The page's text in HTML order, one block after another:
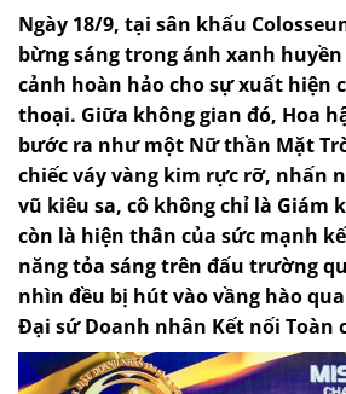
Ngày 18/9, tại sân khấu
bừng sáng trong ánh xanh
cảnh hoàn hảo cho sự xuất hiện
thoại. Giữa không gian đó, Hoa
bước ra như một Nữ thần Mặt
chiếc váy vàng kim rực rỡ, nhấn
vũ kiêu sa, cô không chỉ là Giám
còn là hiện thân của sức mạnh
năng tỏa sáng trên đấu trường
nhìn đều bị hút vào vầng hào
Đại sứ Doanh nhân Kết nối Toàn